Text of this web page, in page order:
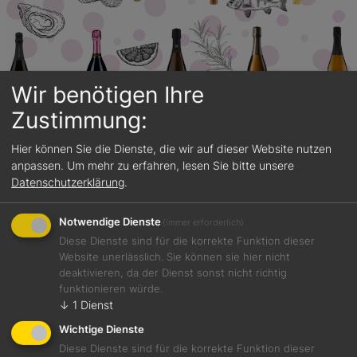
9 Mai, 2024
Aktuelles, Featured, GETRUNKEN, Sekt
Sekt – das prickelnde Extra in unserem Leben
Wir benötigen Ihre
Zustimmung:
Hier können Sie die Dienste, die wir auf dieser Website nutzen
anpassen. Um mehr zu erfahren, lesen Sie bitte unsere
Datenschutzerklärung.
Notwendige Dienste (immer erforderlich)
Diese Dienste sind für die korrekte Funktion dieser
Website unerlässlich. Sie können sie hier nicht
deaktivieren, da der Dienst sonst nicht richtig
funktionieren würde.
↓ 1 Dienst
Wichtige Dienste
Diese Dienste sind für die korrekte Funktion dieser